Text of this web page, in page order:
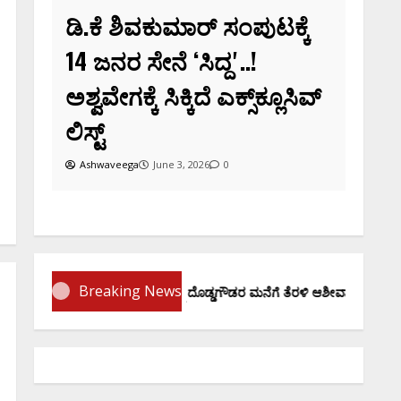
ಶಿವಕುಮಾರ್‌ ಸಂಪುಟಕ್ಕೆ
ಸೇನೆ ʻಸಿದ್ದʼ..!
ಸಿಕ್ಕಿದೆ ಎಕ್ಸ್‌ಕ್ಲೂಸಿವ್‌
June 3, 2026 0
Breaking News
ಪ್ರಮಾಣ ವಚನಕ್ಕೂ ಮುನ್ನ ದೊಡ್ಡಗೌಡರ ಮನೆಗೆ ತೆರಳಿ ಆಶೀರ್ವಾದ ಪಡೆದ ಡಿಕೆಶಿ..!